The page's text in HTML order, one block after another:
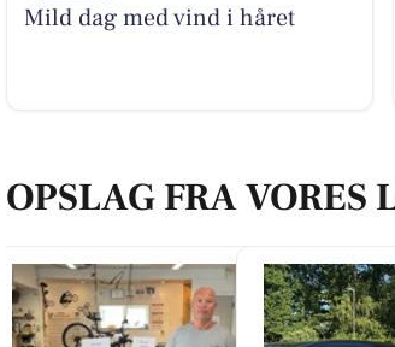
Mild dag med vind i håret
OPSLAG FRA VORES